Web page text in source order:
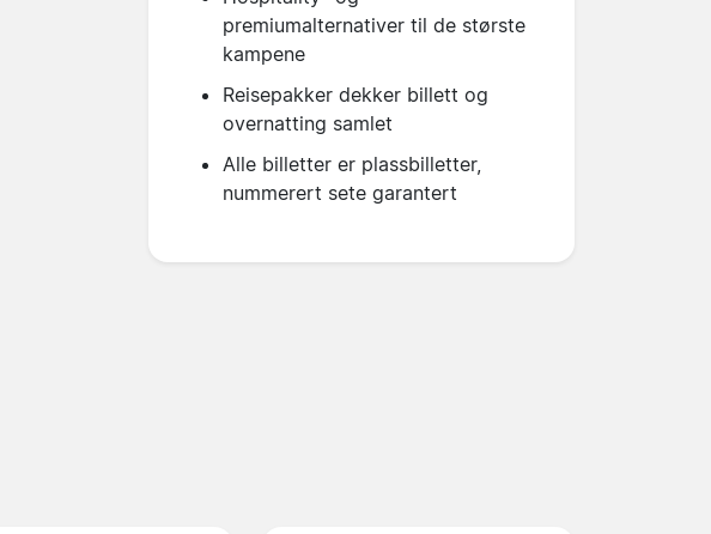
premiumalternativer til de største
kampene
Reisepakker dekker billett og
overnatting samlet
Alle billetter er plassbilletter,
nummerert sete garantert